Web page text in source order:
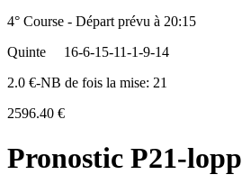
4° Course - Départ prévu à 20:15
Quinte
16-6-15-11-1-9-14
2.0 €-NB de fois la mise: 21
2596.40 €
Pronostic P21-lopp